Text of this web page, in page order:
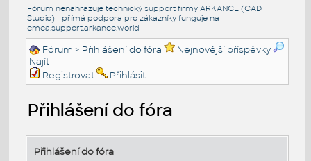
Fórum nenahrazuje technický support firmy ARKANCE (CAD
Studio) - přímá podpora pro zákazníky funguje na
emea.support.arkance.world
Fórum > Přihlášení do fóra
Nejnovější příspěvky
Najít
Registrovat
Přihlásit
Přihlášení do fóra
Přihlášení do fóra